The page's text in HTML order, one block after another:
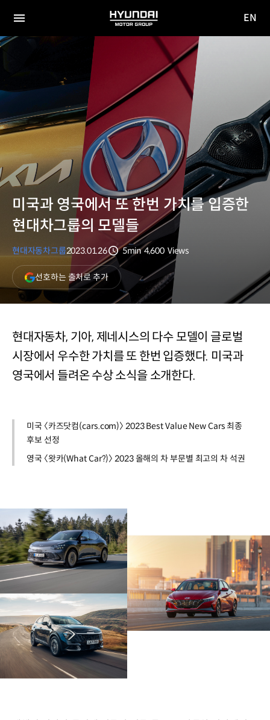
전체
HYUNDAI
MOTOR
EN
미국과 영국에서 또 한번 가치를 입증한
현대차그룹의 모델들
현대자동차그룹2023.01.26
분량
5min 4,600 Views
선호하는 출처로 추가(새
창
열림)
현대자동차, 기아, 제네시스의 다수 모델이 글로벌
시장에서 우수한 가치를 또 한번 입증했다. 미국과
영국에서 들려온 수상 소식을 소개한다.
미국 〈카즈닷컴(cars.com)〉 2023 Best Value New Cars 최종
후보 선정
영국 〈왓카(What Car?)〉 2023 올해의 차 부문별 최고의 차 석권